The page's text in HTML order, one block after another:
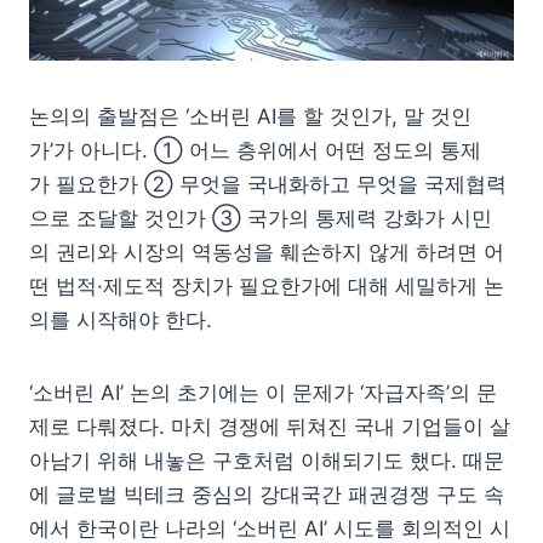
논의의 출발점은 ‘소버린 AI를 할 것인가, 말 것인
가’가 아니다. ① 어느 층위에서 어떤 정도의 통제
가 필요한가 ② 무엇을 국내화하고 무엇을 국제협력
으로 조달할 것인가 ③ 국가의 통제력 강화가 시민
의 권리와 시장의 역동성을 훼손하지 않게 하려면 어
떤 법적·제도적 장치가 필요한가에 대해 세밀하게 논
의를 시작해야 한다.
‘소버린 AI’ 논의 초기에는 이 문제가 ‘자급자족’의 문
제로 다뤄졌다. 마치 경쟁에 뒤쳐진 국내 기업들이 살
아남기 위해 내놓은 구호처럼 이해되기도 했다. 때문
에 글로벌 빅테크 중심의 강대국간 패권경쟁 구도 속
에서 한국이란 나라의 ‘소버린 AI’ 시도를 회의적인 시